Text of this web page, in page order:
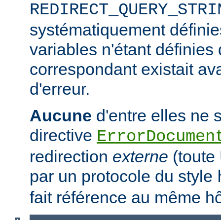
systématiquement
variables n'étant définies
correspondant existait
d'erreur.
Aucune d'entre elles ne
directive
redirection externe (toute
par un protocole du style
fait référence au même